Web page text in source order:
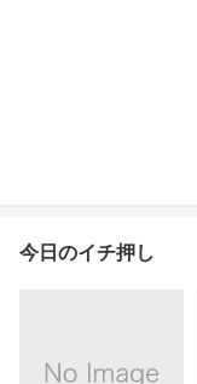
今日のイチ押し